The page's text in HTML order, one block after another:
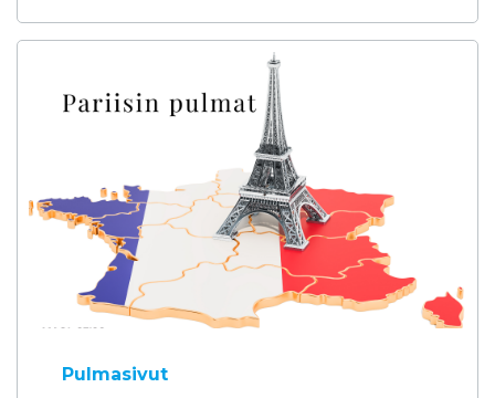
Pulmasivut